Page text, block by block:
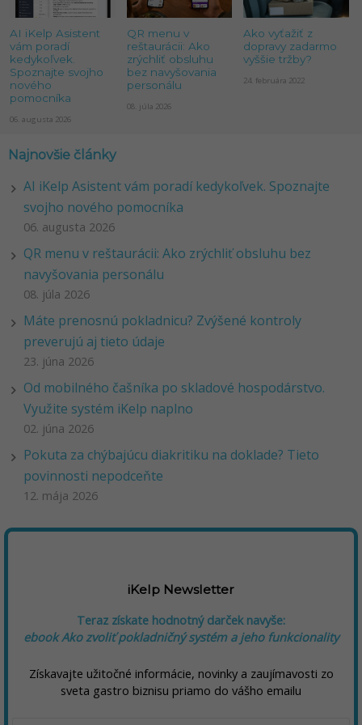
AI iKelp Asistent
vám poradí
kedykoľvek.
Spoznajte svojho
nového
pomocníka
06. augusta 2026
QR menu v
reštaurácii: Ako
zrýchliť obsluhu
bez navyšovania
personálu
08. júla 2026
Ako vyťažiť z
dopravy zadarmo
vyššie tržby?
24. februára 2022
Najnovšie články
AI iKelp Asistent vám poradí kedykoľvek. Spoznajte
svojho nového pomocníka
06. augusta 2026
QR menu v reštaurácii: Ako zrýchliť obsluhu bez
navyšovania personálu
08. júla 2026
Máte prenosnú pokladnicu? Zvýšené kontroly
preverujú aj tieto údaje
23. júna 2026
Od mobilného čašníka po skladové hospodárstvo.
Využite systém iKelp naplno
02. júna 2026
Pokuta za chýbajúcu diakritiku na doklade? Tieto
povinnosti nepodceňte
12. mája 2026
iKelp Newsletter
Teraz získate hodnotný darček navyše:
ebook Ako zvoliť pokladničný systém a jeho funkcionality
Získavajte užitočné informácie, novinky a zaujímavosti zo
sveta gastro biznisu priamo do vášho emailu